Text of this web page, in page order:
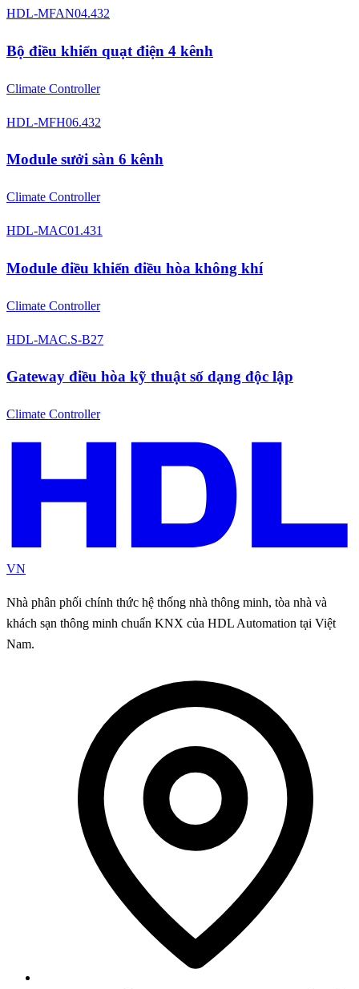
HDL-MFAN04.432
Bộ điều khiển quạt điện 4 kênh
Climate Controller
HDL-MFH06.432
Module sưởi sàn 6 kênh
Climate Controller
HDL-MAC01.431
Module điều khiển điều hòa không khí
Climate Controller
HDL-MAC.S-B27
Gateway điều hòa kỹ thuật số dạng độc lập
Climate Controller
VN
Nhà phân phối chính thức hệ thống nhà thông minh, tòa nhà và
khách sạn thông minh chuẩn KNX của HDL Automation tại Việt
Nam.